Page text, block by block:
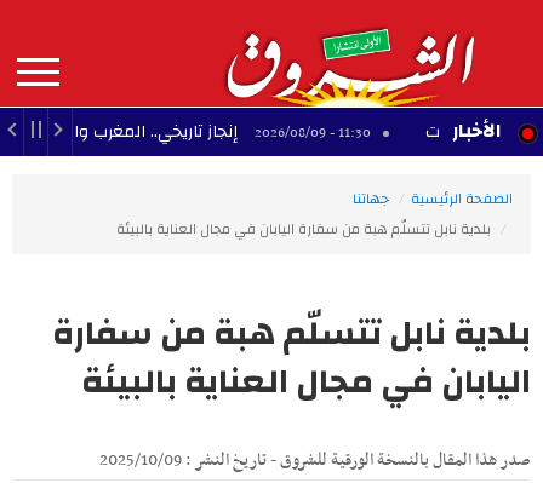
contenu
principal
MAIN
NAVIGATION الأخبار 11:30 - 2026/08/09 إنجاز تاريخي.. المغرب والجزائر يحققان 3 مكاسب كبرى في كأس إفريقيا للسيدات
الصفحة الرئيسية
جهاتنا
بلدية نابل تتسلّم هبة من سفارة اليابان في مجال العناية بالبيئة
بلدية نابل تتسلّم هبة من سفارة
اليابان في مجال العناية بالبيئة
صدر هذا المقال بالنسخة الورقية للشروق - تاريخ النشر : 2025/10/09